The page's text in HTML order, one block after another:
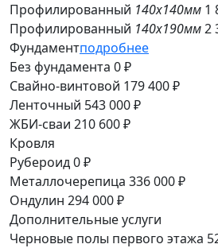
Профилированный 140x140мм 1
Профилированный 140x190мм2
Фундаментподробнее
Без фундамента 0 ₽
Свайно-винтовой 179 400 ₽
Ленточный 543 000 ₽
ЖБИ-сваи 210 600 ₽
Кровля
Рубероид0 ₽
Металлочерепица 336 000 ₽
Ондулин 294 000 ₽
Дополнительные услуги
Черновые полы первого этажа